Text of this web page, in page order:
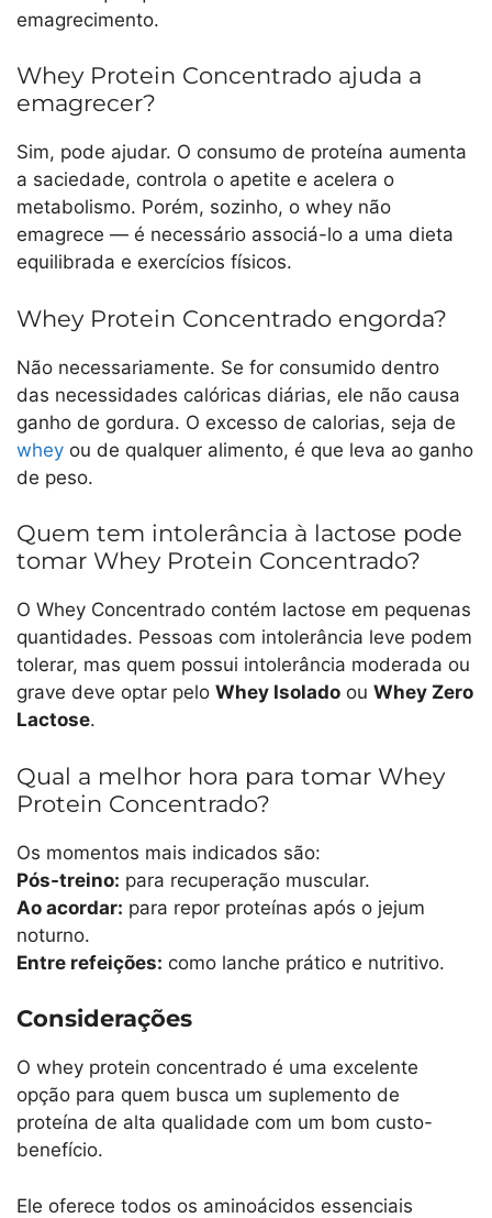
emagrecimento.
Whey Protein Concentrado ajuda a
emagrecer?
Sim, pode ajudar. O consumo de proteína aumenta
a saciedade, controla o apetite e acelera o
metabolismo. Porém, sozinho, o whey não
emagrece — é necessário associá-lo a uma dieta
equilibrada e exercícios físicos.
Whey Protein Concentrado engorda?
Não necessariamente. Se for consumido dentro
das necessidades calóricas diárias, ele não causa
ganho de gordura. O excesso de calorias, seja de
whey ou de qualquer alimento, é que leva ao ganho
de peso.
Quem tem intolerância à lactose pode
tomar Whey Protein Concentrado?
O Whey Concentrado contém lactose em pequenas
quantidades. Pessoas com intolerância leve podem
tolerar, mas quem possui intolerância moderada ou
grave deve optar pelo Whey Isolado ou Whey Zero
Lactose.
Qual a melhor hora para tomar Whey
Protein Concentrado?
Os momentos mais indicados são:
Pós-treino: para recuperação muscular.
Ao acordar: para repor proteínas após o jejum
noturno.
Entre refeições: como lanche prático e nutritivo.
Considerações
O whey protein concentrado é uma excelente
opção para quem busca um suplemento de
proteína de alta qualidade com um bom custo-
benefício.
Ele oferece todos os aminoácidos essenciais